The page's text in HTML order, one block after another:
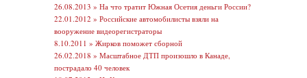
26.08.2013 » На что тратит Южная Осетия деньги России?
22.01.2012 » Российские автомобилисты взяли на
вооружение видеорегистраторы
8.10.2011 » Жирков поможет сборной
26.02.2018 » Масштабное ДТП произошло в Канаде,
пострадало 40 человек